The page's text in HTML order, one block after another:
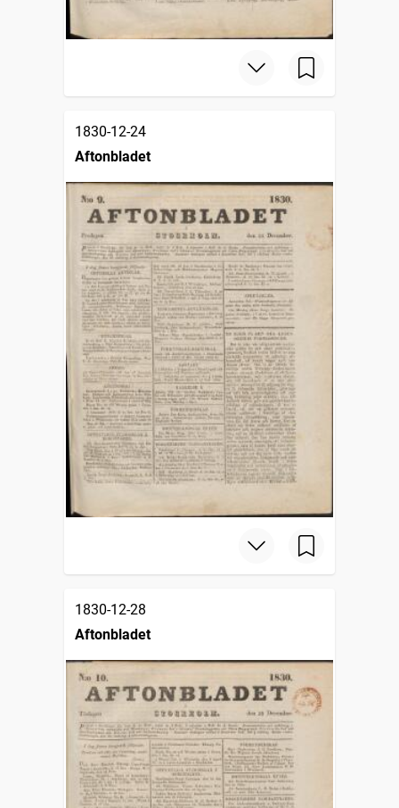
1830-12-24
Aftonbladet
1830-12-28
Aftonbladet